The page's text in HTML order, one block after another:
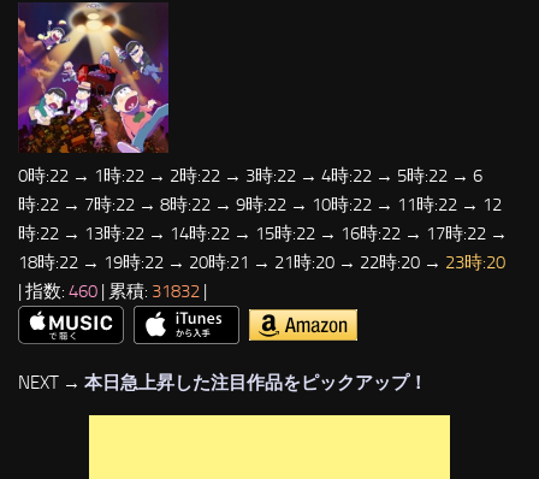
0時:22 → 1時:22 → 2時:22 → 3時:22 → 4時:22 → 5時:22 → 6
時:22 → 7時:22 → 8時:22 → 9時:22 → 10時:22 → 11時:22 → 12
時:22 → 13時:22 → 14時:22 → 15時:22 → 16時:22 → 17時:22 →
18時:22 → 19時:22 → 20時:21 → 21時:20 → 22時:20 → 23時:20
| 指数: 460 | 累積: 31832 |
NEXT → 本日急上昇した注目作品をピックアップ！